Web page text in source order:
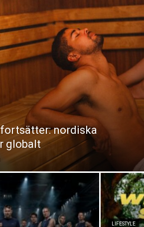
nordiska
globalt
LIFESTYLE